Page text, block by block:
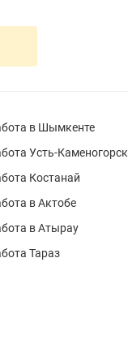
в Шымкенте
Усть-Каменогорск
Костанай
в Актобе
в Атырау
Тараз